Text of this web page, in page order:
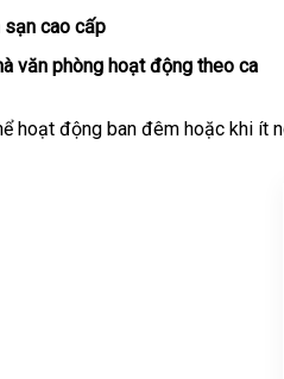
sạn cao cấp
văn phòng hoạt động theo ca
hoạt động ban đêm hoặc khi ít